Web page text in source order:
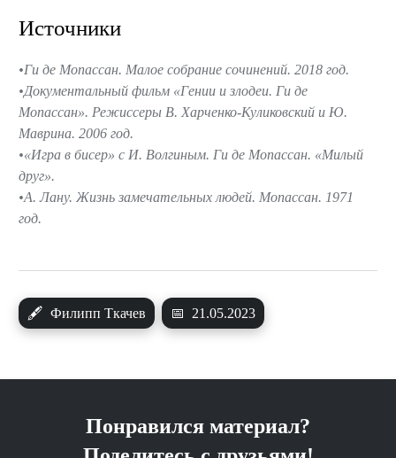
🖋 Филипп Ткачев 📅 21.05.2023
Источники
Ги де Мопассан. Малое собрание сочинений. 2018 год.
Документальный фильм «Гении и злодеи. Ги де
Мопассан». Режиссеры В. Харченко-Куликовский и Ю.
Маврина. 2006 год.
«Игра в бисер» с И. Волгиным. Ги де Мопассан. «Милый
друг».
А. Лану. Жизнь замечательных людей. Мопассан. 1971
год.
Понравился материал?